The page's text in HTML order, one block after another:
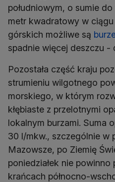
południowym, o sumie
metr kwadratowy w
górskich możliwe są
spadnie więcej deszczu -
Pozostała część kraju
strumieniu wilgotnego
morskiego, w którym
kłębiaste z przelotnymi
lokalnym burzami. Suma
30 l/mkw., szczególnie w
Mazowsze, po Ziemię
poniedziałek nie powinno
krańcach północno-